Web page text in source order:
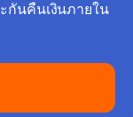
กันคืนเงินภายใน